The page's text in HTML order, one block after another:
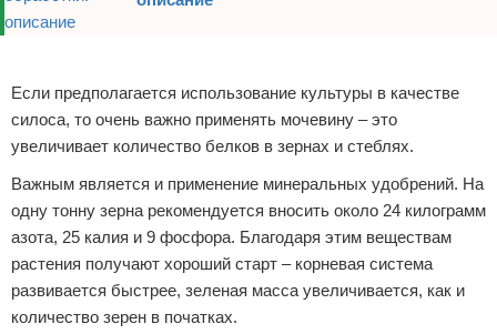
Если предполагается использование культуры в качестве
силоса, то очень важно применять мочевину – это
увеличивает количество белков в зернах и стеблях.
Важным является и применение минеральных удобрений. На
одну тонну зерна рекомендуется вносить около 24 килограмм
азота, 25 калия и 9 фосфора. Благодаря этим веществам
растения получают хороший старт – корневая система
развивается быстрее, зеленая масса увеличивается, как и
количество зерен в початках.